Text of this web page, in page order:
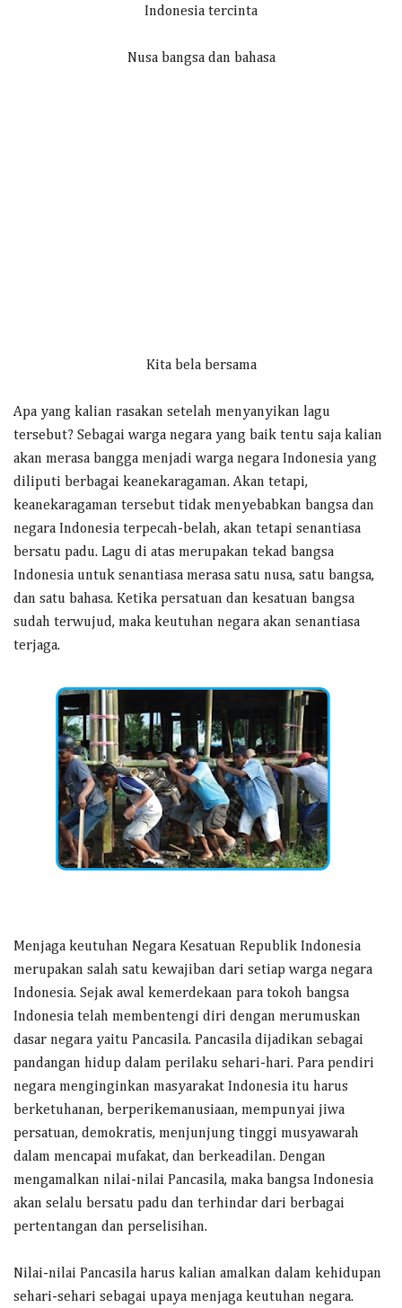
Indonesia tercinta
Nusa bangsa dan bahasa
Kita bela bersama
Apa yang kalian rasakan setelah menyanyikan lagu
tersebut? Sebagai warga negara yang baik tentu saja kalian
akan merasa bangga menjadi warga negara Indonesia yang
diliputi berbagai keanekaragaman. Akan tetapi,
keanekaragaman tersebut tidak menyebabkan bangsa dan
negara Indonesia terpecah-belah, akan tetapi senantiasa
bersatu padu. Lagu di atas merupakan tekad bangsa
Indonesia untuk senantiasa merasa satu nusa, satu bangsa,
dan satu bahasa. Ketika persatuan dan kesatuan bangsa
sudah terwujud, maka keutuhan negara akan senantiasa
terjaga.
Menjaga keutuhan Negara Kesatuan Republik Indonesia
merupakan salah satu kewajiban dari setiap warga negara
Indonesia. Sejak awal kemerdekaan para tokoh bangsa
Indonesia telah membentengi diri dengan merumuskan
dasar negara yaitu Pancasila. Pancasila dijadikan sebagai
pandangan hidup dalam perilaku sehari-hari. Para pendiri
negara menginginkan masyarakat Indonesia itu harus
berketuhanan, berperikemanusiaan, mempunyai jiwa
persatuan, demokratis, menjunjung tinggi musyawarah
dalam mencapai mufakat, dan berkeadilan. Dengan
mengamalkan nilai-nilai Pancasila, maka bangsa Indonesia
akan selalu bersatu padu dan terhindar dari berbagai
pertentangan dan perselisihan.
Nilai-nilai Pancasila harus kalian amalkan dalam kehidupan
sehari-sehari sebagai upaya menjaga keutuhan negara.